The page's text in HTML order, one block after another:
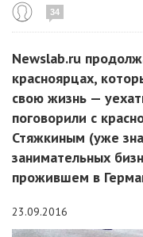
34
Newslab.ru
красноярцах,
свою жизнь —
поговорили с
Стяжкиным (уже
занимательных
прожившем в
23.09.2016